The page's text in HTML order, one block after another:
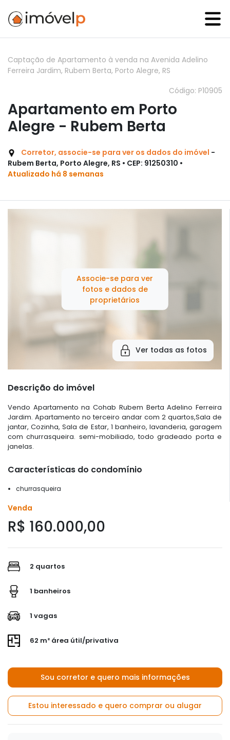
Captação de Apartamento à venda na Avenida Adelino
Ferreira Jardim, Rubem Berta, Porto Alegre, RS
Código: P10905
Apartamento em Porto
Alegre - Rubem Berta
Corretor, associe-se para ver os dados do imóvel -
Rubem Berta, Porto Alegre, RS • CEP: 91250310 •
Atualizado há 8 semanas
Associe-se para ver
fotos e dados de
proprietários
Ver todas as fotos
Descrição do imóvel
Vendo Apartamento na Cohab Rubem Berta Adelino Ferreira
Jardim. Apartamento no terceiro andar com 2 quartos,Sala de
jantar, Cozinha, Sala de Estar, 1 banheiro, lavanderia, garagem
com churrasqueira. semi-mobiliado, todo gradeado porta e
janelas.
Características do condomínio
churrasqueira
Venda
R$ 160.000,00
2 quartos
1 banheiros
1 vagas
62 m² área útil/privativa
Sou corretor e quero mais informações
Estou interessado e quero comprar ou alugar